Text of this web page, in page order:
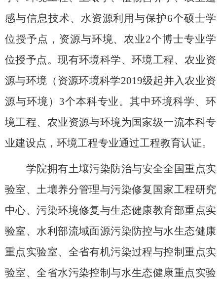
感与信息技术、水资源利用与保护6个硕士学
位授予点，资源与环境、农业2个博士专业学
位授予点。现有环境科学、环境工程、农业资
源与环境（资源环境科学2019级起并入农业资
源与环境）3个本科专业。其中环境科学、环
境工程、农业资源与环境为国家级一流本科专
业建设点，环境工程专业通过工程教育认证。
学院拥有土壤污染防治与安全全国重点实
验室、土壤养分管理与污染修复国家工程研究
中心、污染环境修复与生态健康教育部重点实
验室、水利部流域面源污染防控与水生态健康
重点实验室、全省有机污染过程与控制重点实
验室、全省水污染控制与水生态健康重点实验